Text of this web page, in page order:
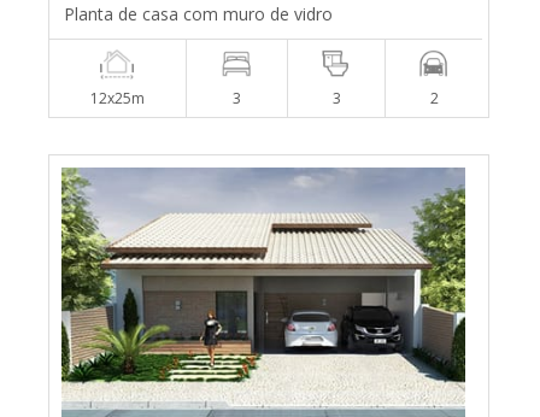
Planta de casa com muro de vidro
12x25m 3 3 2